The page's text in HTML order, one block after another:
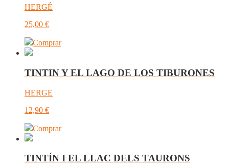
HERGÉ
25,00 €
Comprar
TINTIN Y EL LAGO DE LOS TIBURONES
HERGE
12,90 €
Comprar
TINTÍN I EL LLAC DELS TAURONS